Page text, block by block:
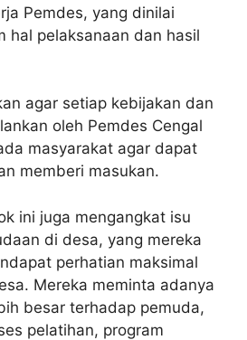
Pemdes, yang dinilai
hal pelaksanaan dan hasil
agar setiap kebijakan dan
oleh Pemdes Cengal
masyarakat agar dapat
memberi masukan.
ini juga mengangkat isu
di desa, yang mereka
perhatian maksimal
Mereka meminta adanya
besar terhadap pemuda,
pelatihan, program